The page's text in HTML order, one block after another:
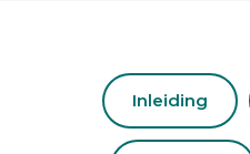
Inleiding